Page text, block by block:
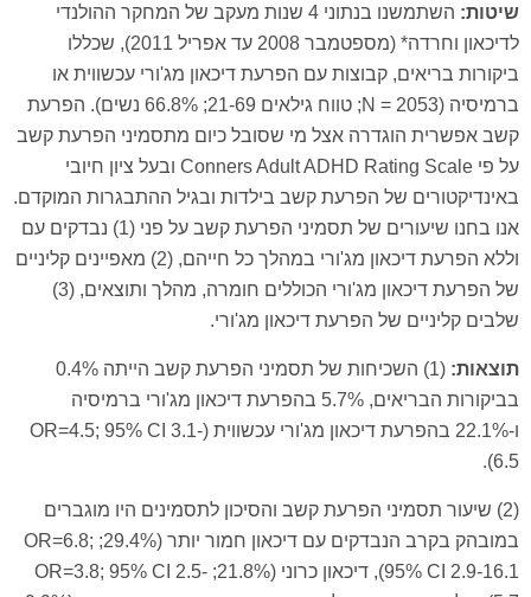
שיטות:
השתמשנו בנתוני 4 שנות מעקב של המחקר ההולנדי
לדיכאון וחרדה* (מספטמבר 2008 עד אפריל 2011), שכללו
ביקורות בריאים, קבוצות עם הפרעת דיכאון מג'ורי עכשווית או
ברמיסיה (N = 2053; טווח גילאים 21-69; 66.8% נשים). הפרעת
קשב אפשרית הוגדרה אצל מי שסובל כיום מתסמיני הפרעת קשב
על פי Conners Adult ADHD Rating Scale ובעל ציון חיובי
באינדיקטורים של הפרעת קשב בילדות ובגיל ההתבגרות המוקדם.
אנו בחנו שיעורים של תסמיני הפרעת קשב על פני (1) נבדקים עם
וללא הפרעת דיכאון מג'ורי במהלך כל חייהם, (2) מאפיינים קליניים
של הפרעת דיכאון מג'ורי הכוללים חומרה, מהלך ותוצאים, (3)
שלבים קליניים של הפרעת דיכאון מג'ורי.
תוצאות:
(1) השכיחות של תסמיני הפרעת קשב הייתה 0.4%
בביקורות הבריאים, 5.7% בהפרעת דיכאון מג'ורי ברמיסיה
ו-22.1% בהפרעת דיכאון מג'ורי עכשווית (OR=4.5; 95% CI 3.1-
6.5).
(2) שיעור תסמיני הפרעת קשב והסיכון לתסמינים היו מוגברים
במובהק בקרב הנבדקים עם דיכאון חמור יותר (29.4%; OR=6.8;
95% CI 2.9-16.1), דיכאון כרוני (21.8%; OR=3.8; 95% CI 2.5-